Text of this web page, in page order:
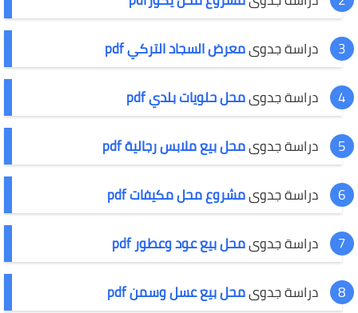
دراسة جدوىمعرض السجاد التركي pdf
دراسة جدوىمحل حلويات بلدي pdf
دراسة جدوىمحل بيع ملابس رجالية pdf
دراسة جدوىمشروع محل مكيفات pdf
دراسة جدوىمحل بيع عود وعطور pdf
دراسة جدوىمحل بيع عسل وسمن pdf